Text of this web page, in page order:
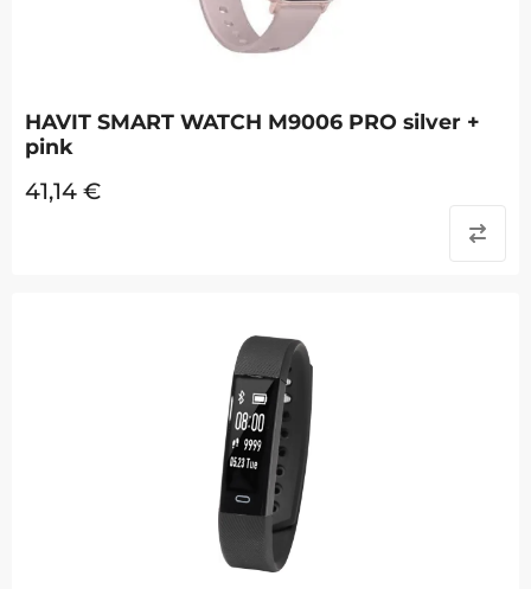
HAVIT SMART WATCH M9006 PRO silver +
pink
41,14 €